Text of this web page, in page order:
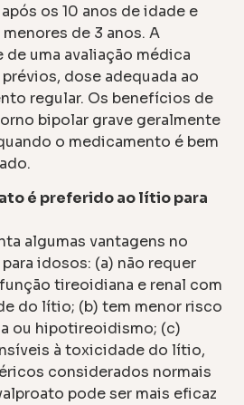
os 10 anos de idade e
de 3 anos. A
de uma avaliação médica
dose adequada ao
regular. Os benefícios de
bipolar grave geralmente
o medicamento é bem
é preferido ao lítio para
algumas vantagens no
idosos: (a) não requer
tireoidiana e renal com
do lítio; (b) tem menor risco
ou hipotireoidismo; (c)
à toxicidade do lítio,
considerados normais
pode ser mais eficaz